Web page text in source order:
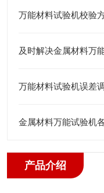
万能材料试验机校验
万能材料试验机误差
金属材料万能试验机
产品介绍